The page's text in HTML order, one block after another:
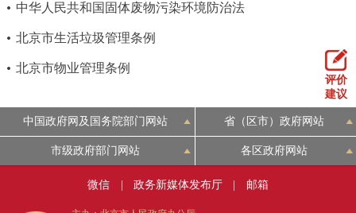
中华人民共和国固体废物污染环境防治法
北京市生活垃圾管理条例
北京市物业管理条例
评价
建议
中国政府网及国务院部门网站 省（区市）政府网站
市级政府部门网站 各区政府网站
微信 政务新媒体发布厅 邮箱